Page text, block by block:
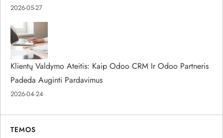
2026-05-27
Klientų Valdymo Ateitis: Kaip Odoo CRM Ir Odoo Partneris
Padeda Auginti Pardavimus
2026-04-24
TEMOS